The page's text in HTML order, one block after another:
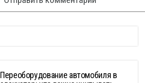
Переоборудование автомобиля в